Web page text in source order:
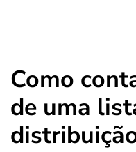
Como
de uma